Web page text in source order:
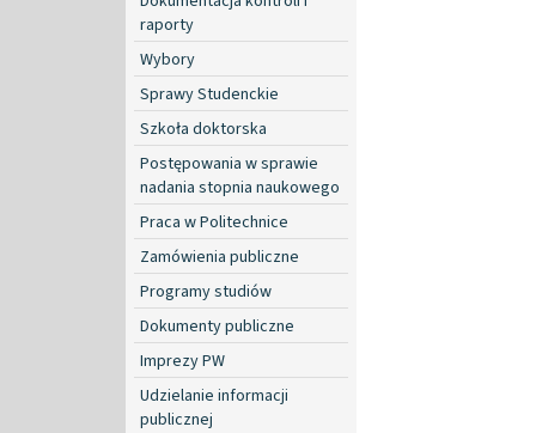
raporty
Wybory
Sprawy Studenckie
Szkoła doktorska
Postępowania w sprawie
nadania stopnia naukowego
Praca w Politechnice
Zamówienia publiczne
Programy studiów
Dokumenty publiczne
Imprezy PW
Udzielanie informacji
publicznej